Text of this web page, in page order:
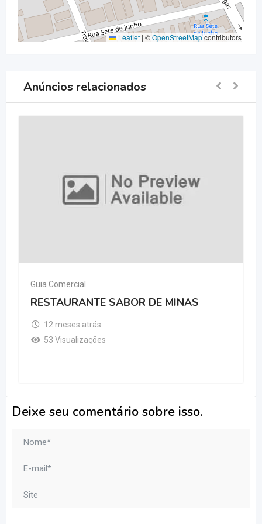
Leaflet | ©OpenStreetMapcontributors
Anúncios relacionados
Guia Comercial
RESTAURANTE SABOR DE MINAS
12 meses atrás
53 Visualizações
Deixe seu comentário sobre isso.